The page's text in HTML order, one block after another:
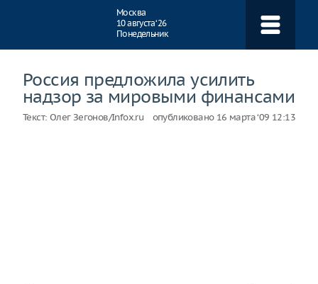
Москва
10 августа ‘26
Понедельник
Россия предложила усилить
надзор за мировыми финансами
Текст: Олег Зегонов/Infox.ru опубликовано 16 марта ‘09 12:13